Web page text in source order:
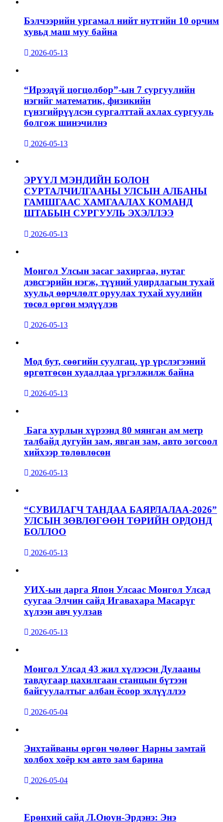
Бэлчээрийн ургамал нийт нутгийн 10 орчим
хувьд маш муу байна
2026-05-13
“Ирээдүй цогцолбор”-ын 7 сургуулийн
нэгийг математик, физикийн
гүнзгийрүүлсэн сургалттай ахлах сургууль
болгож шинэчилнэ
2026-05-13
ЭРҮҮЛ МЭНДИЙН БОЛОН
СУРТАЛЧИЛГААНЫ УЛСЫН АЛБАНЫ
ГАМШГААС ХАМГААЛАХ КОМАНД
ШТАБЫН СУРГУУЛЬ ЭХЭЛЛЭЭ
2026-05-13
Монгол Улсын засаг захиргаа, нутаг
дэвсгэрийн нэгж, түүний удирдлагын тухай
хуульд өөрчлөлт оруулах тухай хуулийн
төсөл өргөн мэдүүлэв
2026-05-13
Мод бут, сөөгийн суулгац, үр үрслэгээний
өргөтгөсөн худалдаа үргэлжилж байна
2026-05-13
Бага хурлын хүрээнд 80 мянган ам метр
талбайд дугуйн зам, явган зам, авто зогсоол
хийхээр төлөвлөсөн
2026-05-13
“СУВИЛАГЧ ТАНДАА БАЯРЛАЛАА-2026”
УЛСЫН ЗӨВЛӨГӨӨН ТӨРИЙН ОРДОНД
БОЛЛОО
2026-05-13
УИХ-ын дарга Япон Улсаас Монгол Улсад
суугаа Элчин сайд Игавахара Масарүг
хүлээн авч уулзав
2026-05-13
Монгол Улсад 43 жил хүлээсэн Дулааны
тавдугаар цахилгаан станцын бүтээн
байгуулалтыг албан ёсоор эхлүүллээ
2026-05-04
Энхтайваны өргөн чөлөөг Нарны замтай
холбох хоёр км авто зам барина
2026-05-04
Ерөнхий сайд Л.Оюун-Эрдэнэ: Энэ